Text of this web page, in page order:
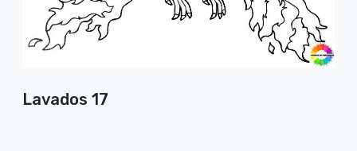
Lavados 17